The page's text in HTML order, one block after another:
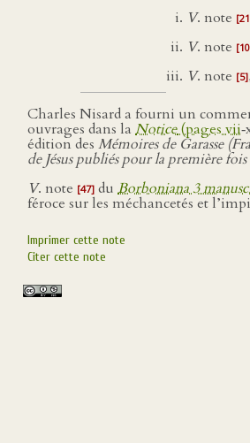
V. note
V. note
V. note [5]
Charles Nisard a fourni un
ouvrages dans la Notice(pages vii
édition des Mémoires de Garasse
de Jésus publiés pour la première fois
V. note [47] du Borboniana 3
féroce sur les méchancetés et
Imprimer cette note
Citer cette note